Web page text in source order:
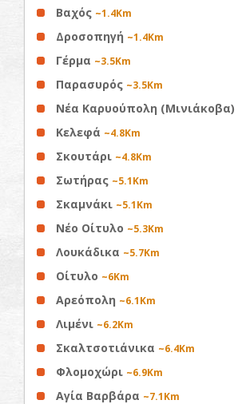
Βαχός ~1.4Km
Δροσοπηγή ~1.4Km
Γέρμα ~3.5Km
Παρασυρός ~3.5Km
Νέα Καρυούπολη (Μινιάκοβα)
Κελεφά ~4.8Km
Σκουτάρι ~4.8Km
Σωτήρας ~5.1Km
Σκαμνάκι ~5.1Km
Νέο Οίτυλο ~5.3Km
Λουκάδικα ~5.7Km
Οίτυλο ~6Km
Αρεόπολη ~6.1Km
Λιμένι ~6.2Km
Σκαλτσοτιάνικα ~6.4Km
Φλομοχώρι ~6.9Km
Αγία Βαρβάρα ~7.1Km